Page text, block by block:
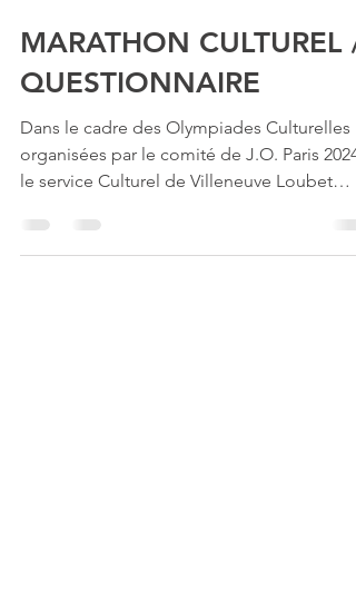
29 janv. 2024
MARATHON CULTUREL /
QUESTIONNAIRE
Dans le cadre des Olympiades Culturelles
organisées par le comité de J.O. Paris 2024